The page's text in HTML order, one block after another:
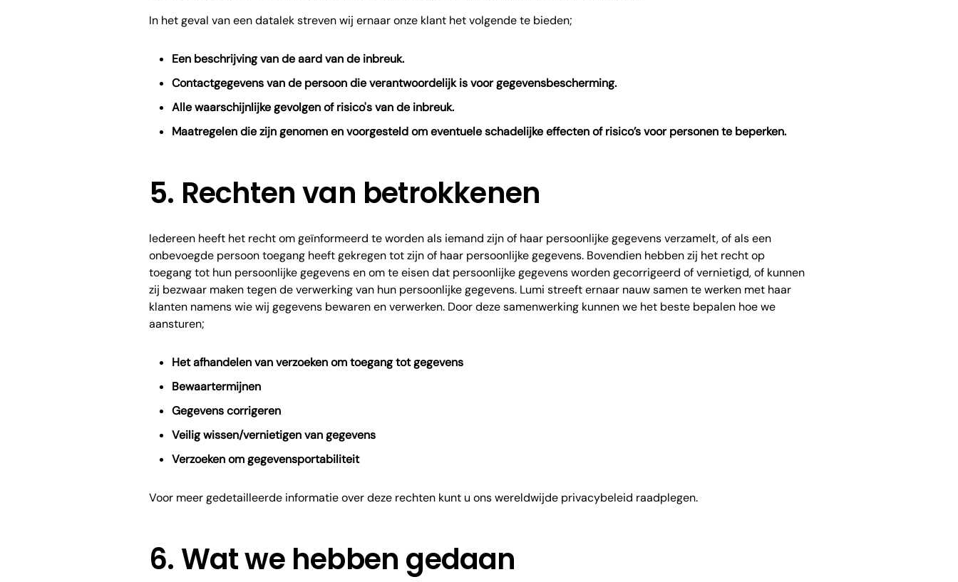
In het geval van een datalek streven wij ernaar onze klant het volgende te bieden;
Een beschrijving van de aard van de inbreuk.
Contactgegevens van de persoon die verantwoordelijk is voor gegevensbescherming.
Alle waarschijnlijke gevolgen of risico's van de inbreuk.
Maatregelen die zijn genomen en voorgesteld om eventuele schadelijke effecten of risico’s voor personen te beperken.
5. Rechten van betrokkenen
Iedereen heeft het recht om geïnformeerd te worden als iemand zijn of haar persoonlijke gegevens verzamelt, of als een
onbevoegde persoon toegang heeft gekregen tot zijn of haar persoonlijke gegevens. Bovendien hebben zij het recht op
toegang tot hun persoonlijke gegevens en om te eisen dat persoonlijke gegevens worden gecorrigeerd of vernietigd, of kunnen
zij bezwaar maken tegen de verwerking van hun persoonlijke gegevens. Lumi streeft ernaar nauw samen te werken met haar
klanten namens wie wij gegevens bewaren en verwerken. Door deze samenwerking kunnen we het beste bepalen hoe we
aansturen;
Het afhandelen van verzoeken om toegang tot gegevens
Bewaartermijnen
Gegevens corrigeren
Veilig wissen/vernietigen van gegevens
Verzoeken om gegevensportabiliteit
Voor meer gedetailleerde informatie over deze rechten kunt u ons wereldwijde privacybeleid raadplegen.
6. Wat we hebben gedaan